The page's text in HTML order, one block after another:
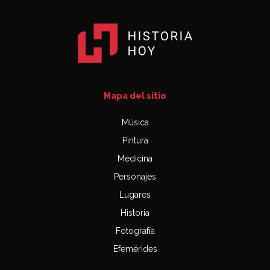
Mapa del sitio
Música
Pintura
Medicina
Personajes
Lugares
Historia
Fotografía
Efemérides